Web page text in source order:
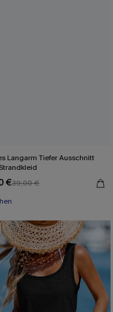
Langarm Tiefer Ausschnitt
€39,00 €